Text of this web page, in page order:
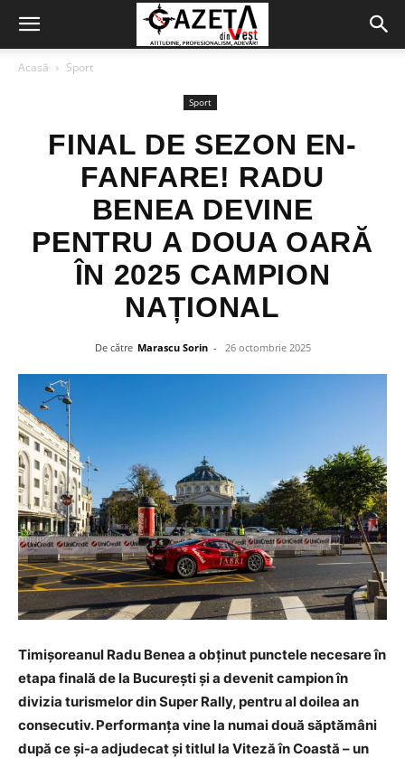
Acasă Sport
Sport
FINAL DE SEZON EN-
FANFARE! RADU
BENEA DEVINE
PENTRU A DOUA OARĂ
ÎN 2025 CAMPION
NAȚIONAL
De către Marascu Sorin - 26 octombrie 2025
Timișoreanul Radu Benea a obținut punctele necesare în
etapa finală de la București și a devenit campion în
divizia turismelor din Super Rally, pentru al doilea an
consecutiv. Performanța vine la numai două săptămâni
după ce și-a adjudecat și titlul la Viteză în Coastă – un